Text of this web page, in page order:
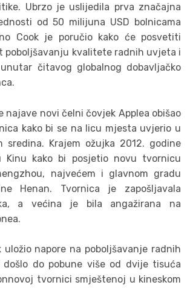
Ubrzo je uslijedila prva značajna
od 50 milijuna USD bolnicama
Cook je poručio kako će posvetiti
poboljšavanju kvalitete radnih uvjeta i
čitavog globalnog dobavljačko
najave novi čelni čovjek Applea obišao
kako bi se na licu mjesta uvjerio u
sredina. Krajem ožujka 2012. godine
Kinu kako bi posjetio novu tvornicu
najvećem i glavnom gradu
Henan. Tvornica je zapošljavala
a većina je bila angažirana na
uložio napore na poboljšavanje radnih
došlo do pobune više od dvije tisuća
tvornici smještenoj u kineskom